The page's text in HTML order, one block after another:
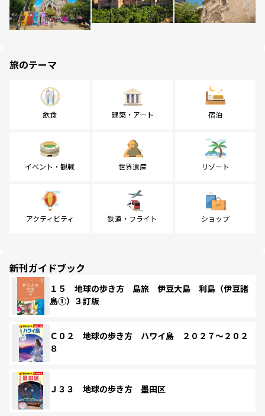
旅のテーマ
飲食 建築・アート 宿泊
イベント・観戦 世界遺産 リゾート
アクティビティ 鉄道・フライト ショップ
新刊ガイドブック
１５ 地球の歩き方 島旅 伊豆大島 利島（伊豆諸
島①）３訂版
Ｃ０２ 地球の歩き方 ハワイ島 ２０２７～２０２
８
Ｊ３３ 地球の歩き方 墨田区